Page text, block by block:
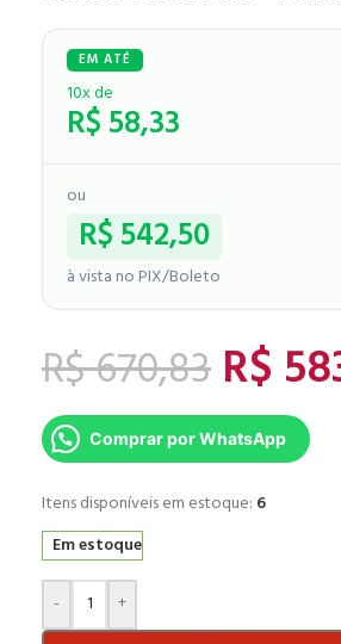
10x de
R$58,33
ou
R$542,50
à vista no PIX/Boleto
R$670,83 R$
Comprar por WhatsApp
Itens disponíveis em estoque: 6
Em estoque
- +